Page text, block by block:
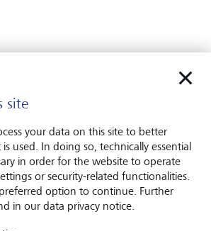
Einverständniserklärunggelesen und
site
your data on this site to better
used. In doing so, technically essential
in order for the website to operate
or security-related functionalities.
option to continue. Further
in our data privacy notice.